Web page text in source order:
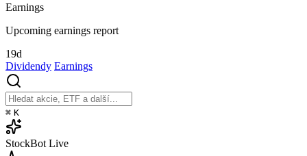
Earnings
Upcoming earnings report
19d
Dividendy Earnings
⌘ K
StockBot Live